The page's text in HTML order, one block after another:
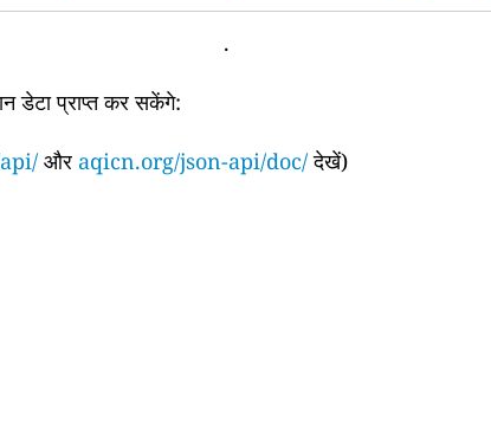
.
डेटा प्राप्त कर सकेंगे:
और aqicn.org/json-api/doc/देखें)